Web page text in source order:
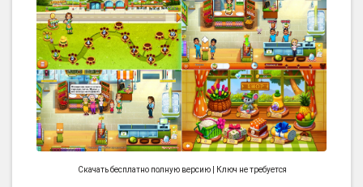
Скачать бесплатно полную версию | Ключ не требуется